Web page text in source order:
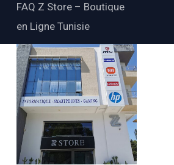
FAQ Z Store – Boutique
en Ligne Tunisie